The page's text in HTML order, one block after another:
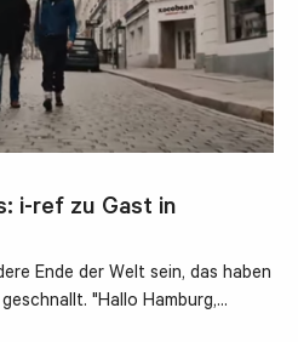
i-ref zu Gast in
Ende der Welt sein, das haben
"Hallo Hamburg,…